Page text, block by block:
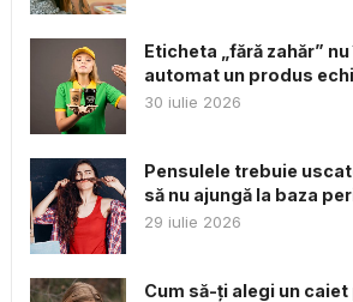
Eticheta „fără zahăr”
automat un produs
30 iulie 2026
Pensulele trebuie
să nu ajungă la baza
29 iulie 2026
Cum să-ți alegi un